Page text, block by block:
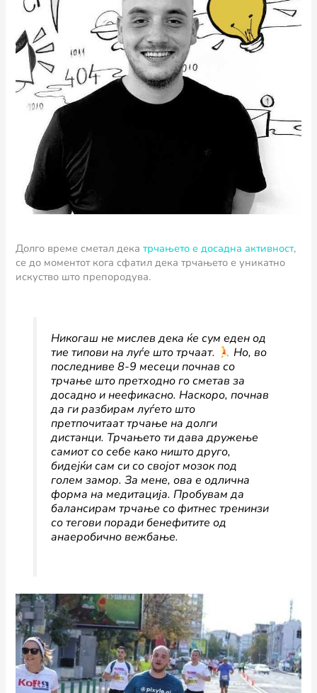
Долго време сметал декатрчањето е досадна активност,
се до моментот кога сфатил дека трчањето е уникатно
искуство што препородува.
Никогаш не мислев дека ќе сум еден од
тие типови на луѓе што трчаат.
Но, во
последниве 8-9 месеци почнав со
трчање што претходно го сметав за
досадно и неефикасно. Наскоро, почнав
да ги разбирам луѓето што
претпочитаат трчање на долги
дистанци. Трчањето ти дава дружење
самиот со себе како ништо друго,
бидејќи сам си со својот мозок под
голем замор. За мене, ова е одлична
форма на медитација. Пробувам да
балансирам трчање со фитнес тренинзи
со тегови поради бенефитите од
анаеробично вежбање.